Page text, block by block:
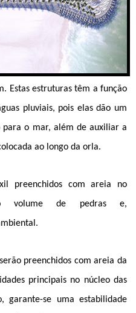
Estas estruturas têm a função
pluviais, pois elas dão um
para o mar, além de auxiliar a
ao longo da orla.
preenchidos com areia no
volume de pedras e,
preenchidos com areia da
principais no núcleo das
garante-se uma estabilidade